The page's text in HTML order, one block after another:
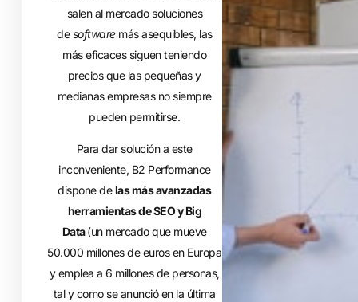
salen al mercado soluciones
desoftware más asequibles, las
más eficaces siguen teniendo
precios que las pequeñas y
medianas empresas no siempre
pueden permitirse.
Para dar solución a este
inconveniente, B2 Performance
dispone delas más avanzadas
herramientas de SEO y Big
Data(un mercado que mueve
50.000 millones de euros en Europa
y emplea a 6 millones de personas,
tal y como se anunció en la última